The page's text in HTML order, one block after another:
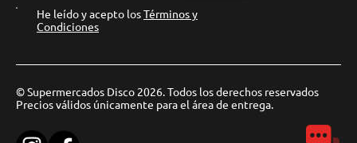
He leído y acepto losTérminos y
Condiciones
© Supermercados Disco 2026. Todos los derechos reservados
Precios válidos únicamente para el área de entrega.